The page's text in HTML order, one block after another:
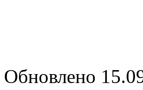
Обновлено